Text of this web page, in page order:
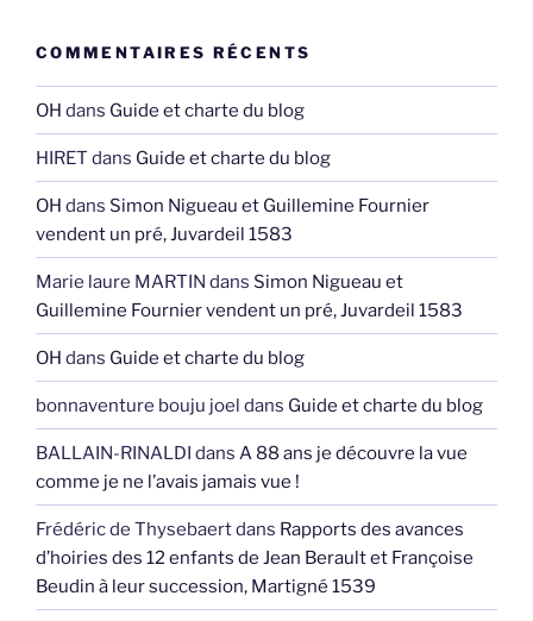
COMMENTAIRES RÉCENTS
OH dans Guide et charte du blog
HIRET dans Guide et charte du blog
OH dans Simon Nigueau et Guillemine Fournier
vendent un pré, Juvardeil 1583
Marie laure MARTIN dans Simon Nigueau et
Guillemine Fournier vendent un pré, Juvardeil 1583
OH dans Guide et charte du blog
bonnaventure bouju joel dans Guide et charte du blog
BALLAIN-RINALDI dans A 88 ans je découvre la vue
comme je ne l’avais jamais vue !
Frédéric de Thysebaertdans Rapports des avances
d’hoiries des 12 enfants de Jean Berault et Françoise
Beudin à leur succession, Martigné 1539